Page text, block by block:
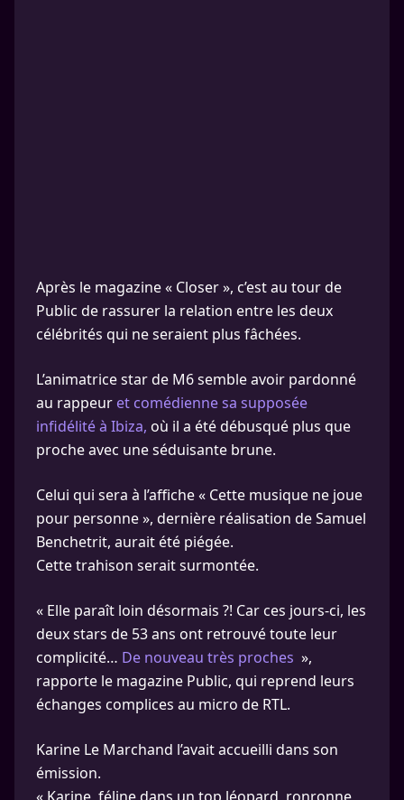
Après le magazine « Closer », c’est au tour de
Public de rassurer la relation entre les deux
célébrités qui ne seraient plus fâchées.
L’animatrice star de M6 semble avoir pardonné
au rappeur et comédienne sa supposée
infidélité à Ibiza, où il a été débusqué plus que
proche avec une séduisante brune.
Celui qui sera à l’affiche « Cette musique ne joue
pour personne », dernière réalisation de Samuel
Benchetrit, aurait été piégée.
Cette trahison serait surmontée.
« Elle paraît loin désormais ?! Car ces jours-ci, les
deux stars de 53 ans ont retrouvé toute leur
complicité… De nouveau très proches »,
rapporte le magazine Public, qui reprend leurs
échanges complices au micro de RTL.
Karine Le Marchand l’avait accueilli dans son
émission.